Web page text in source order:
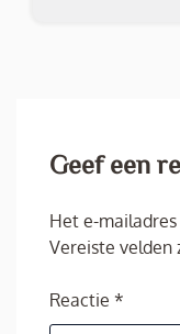
Geef een
Het e-
Vereiste velden
Reactie *